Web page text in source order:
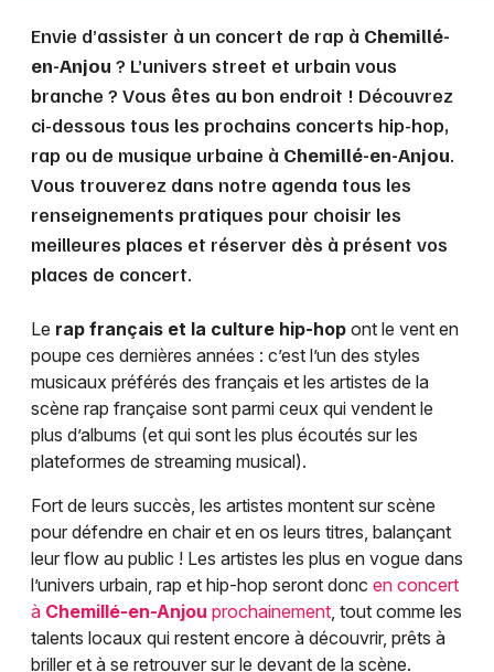
Envie d’assister à un concert de rap à Chemillé-
en-Anjou ? L’univers street et urbain vous
branche ? Vous êtes au bon endroit ! Découvrez
ci-dessous tous les prochains concerts hip-hop,
rap ou de musique urbaine à Chemillé-en-Anjou.
Vous trouverez dans notre agenda tous les
renseignements pratiques pour choisir les
meilleures places et réserver dès à présent vos
places de concert.
Le rap français et la culture hip-hop ont le vent en
poupe ces dernières années : c’est l’un des styles
musicaux préférés des français et les artistes de la
scène rap française sont parmi ceux qui vendent le
plus d’albums (et qui sont les plus écoutés sur les
plateformes de streaming musical).
Fort de leurs succès, les artistes montent sur scène
pour défendre en chair et en os leurs titres, balançant
leur flow au public ! Les artistes les plus en vogue dans
l’univers urbain, rap et hip-hop seront donc en concert
à Chemillé-en-Anjou prochainement, tout comme les
talents locaux qui restent encore à découvrir, prêts à
briller et à se retrouver sur le devant de la scène.